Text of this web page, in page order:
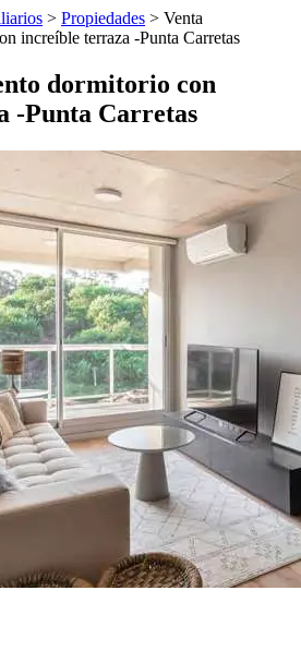
> Propiedades > Venta
increíble terraza -Punta Carretas
dormitorio con
-Punta Carretas